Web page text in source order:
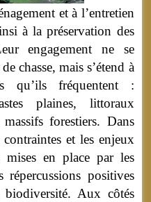
et à l’entretien
à la préservation des
engagement ne se
chasse, mais s’étend à
qu’ils fréquentent :
plaines, littoraux
forestiers. Dans
et les enjeux
mises en place par les
répercussions positives
Aux côtés